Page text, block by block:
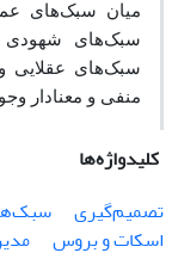
میان سبک‌های
سبک‌های شهودی
سبک‌های عقلایی
منفی و معنادار
کلیدواژه‌ها
تصمیم‌گیری
اسکات و بروس